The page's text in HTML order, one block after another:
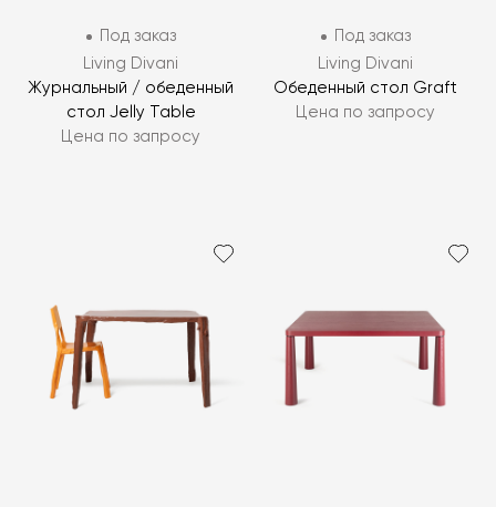
Под заказ
Living Divani
Журнальный / обеденный
стол Jelly Table
Цена по запросу
Под заказ
Living Divani
Обеденный стол Graft
Цена по запросу